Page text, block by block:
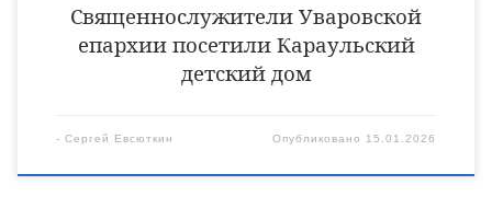
Священнослужители Уваровской
епархии посетили Караульский
детский дом
- Сергей Евсюткин Опубликовано 15.01.2026